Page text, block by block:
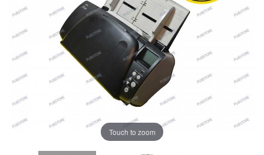
Touch to zoom